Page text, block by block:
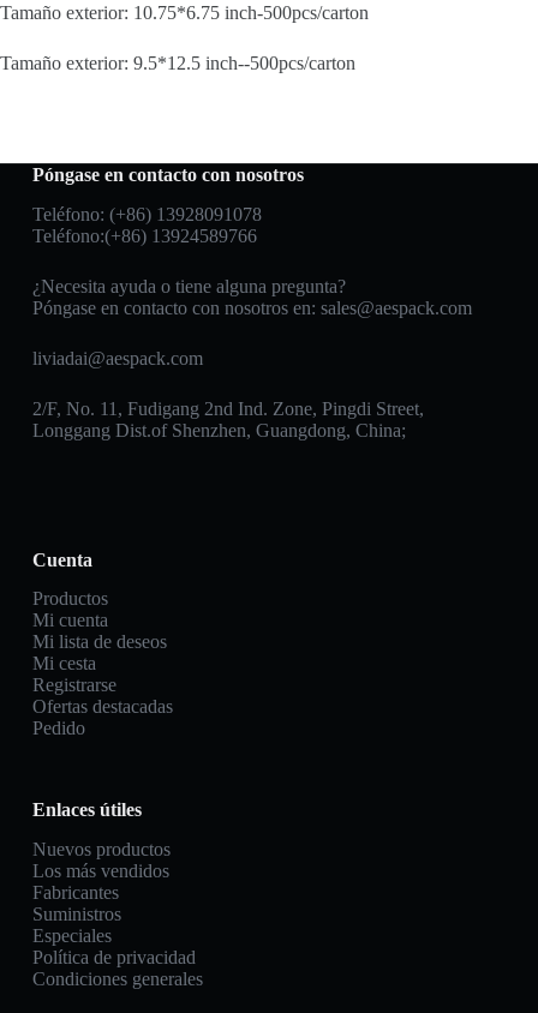
Tamaño exterior: 10.75*6.75 inch-500pcs/carton
Tamaño exterior: 9.5*12.5 inch--500pcs/carton
Póngase en contacto con nosotros
Teléfono: (+86) 13928091078
Teléfono:(+86) 13924589766
¿Necesita ayuda o tiene alguna pregunta?
Póngase en contacto con nosotros en: sales@aespack.com
liviadai@aespack.com
2/F, No. 11, Fudigang 2nd Ind. Zone, Pingdi Street,
Longgang Dist.of Shenzhen, Guangdong, China;
Cuenta
Productos
Mi cuenta
Mi lista de deseos
Mi cesta
Registrarse
Ofertas destacadas
Pedido
Enlaces útiles
Nuevos productos
Los más vendidos
Fabricantes
Suministros
Especiales
Política de privacidad
Condiciones generales